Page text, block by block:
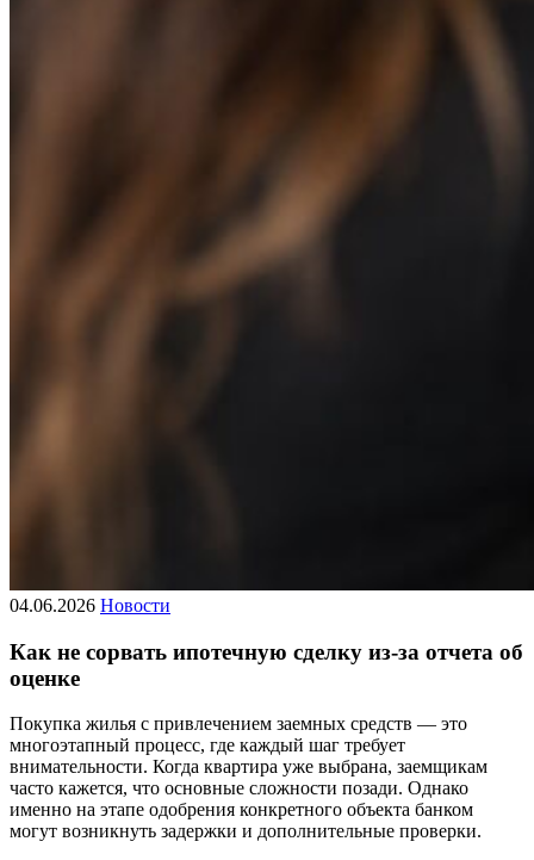
04.06.2026 Новости
Как не сорвать ипотечную сделку из-за отчета об
оценке
Покупка жилья с привлечением заемных средств — это
многоэтапный процесс, где каждый шаг требует
внимательности. Когда квартира уже выбрана, заемщикам
часто кажется, что основные сложности позади. Однако
именно на этапе одобрения конкретного объекта банком
могут возникнуть задержки и дополнительные проверки.